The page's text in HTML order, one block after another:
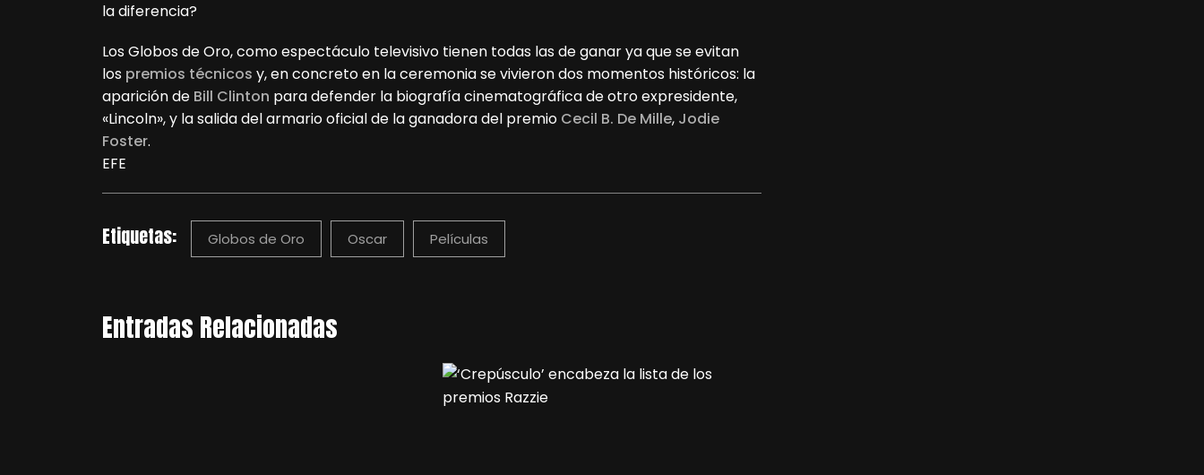
la diferencia?
Los Globos de Oro, como espectáculo televisivo tienen todas las de ganar ya que se evitan
los premios técnicos y, en concreto en la ceremonia se vivieron dos momentos históricos: la
aparición de Bill Clinton para defender la biografía cinematográfica de otro expresidente,
«Lincoln», y la salida del armario oficial de la ganadora del premio Cecil B. De Mille, Jodie
Foster.
EFE
Etiquetas: Globos de Oro Oscar Películas
Entradas Relacionadas